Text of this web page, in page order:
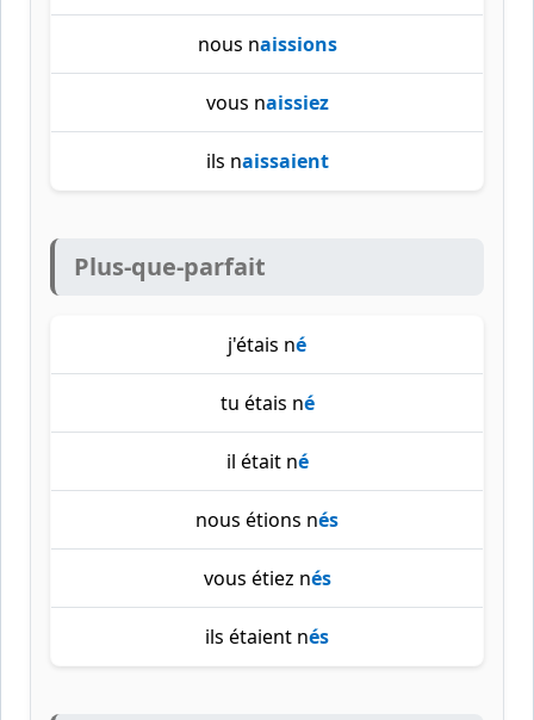
nous naissions
vous naissiez
ils naissaient
Plus-que-parfait
j'étais né
tu étais né
il était né
nous étions nés
vous étiez nés
ils étaient nés